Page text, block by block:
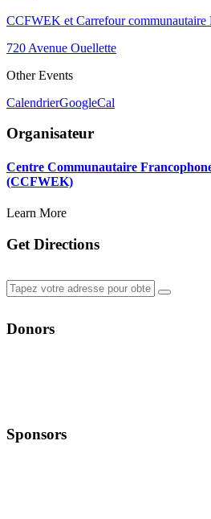
CCFWEK et Carrefour communautaire
720 Avenue Ouellette
Other Events
CalendrierGoogleCal
Organisateur
Centre Communautaire
(CCFWEK)
Learn More
Get Directions
Donors
Sponsors